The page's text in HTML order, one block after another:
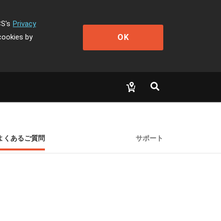
Privacy
by
OK
くあるご質問 サポート